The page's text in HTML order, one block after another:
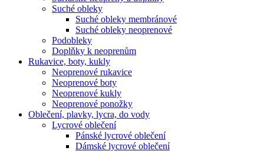
Suché obleky
Suché obleky membránové
Suché obleky neoprenové
Podobleky
Doplňky k neoprenům
Rukavice, boty, kukly
Neoprenové rukavice
Neoprenové boty
Neoprenové kukly
Neoprenové ponožky
Oblečení, plavky, lycra, do vody
Lycrové oblečení
Pánské lycrové oblečení
Dámské lycrové oblečení